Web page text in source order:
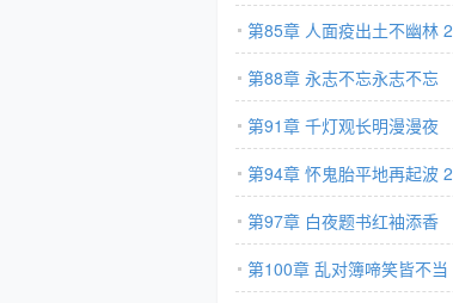
第85章 人面疫出土不幽林 2
第88章 永志不忘永志不忘
第91章 千灯观长明漫漫夜
第94章 怀鬼胎平地再起波 2
第97章 白夜题书红袖添香
第100章 乱对簿啼笑皆不当